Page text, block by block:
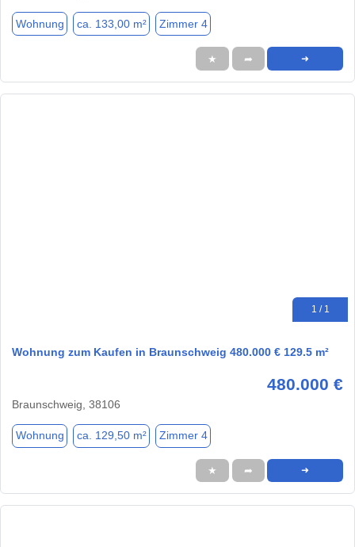
Wohnung ca. 133,00 m² Zimmer 4
★ ➦ ➜
1 / 1
Wohnung zum Kaufen in Braunschweig 480.000 € 129.5 m²
480.000 €
Braunschweig, 38106
Wohnung ca. 129,50 m² Zimmer 4
★ ➦ ➜